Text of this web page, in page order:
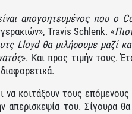
απογοητευμένος που ο
Travis Schlenk. «
Lloyd θα μιλήσουμε μαζί
». Και προς τιμήν τους.
να κοιτάξουν τους
απερισκεψία του. Σίγουρα